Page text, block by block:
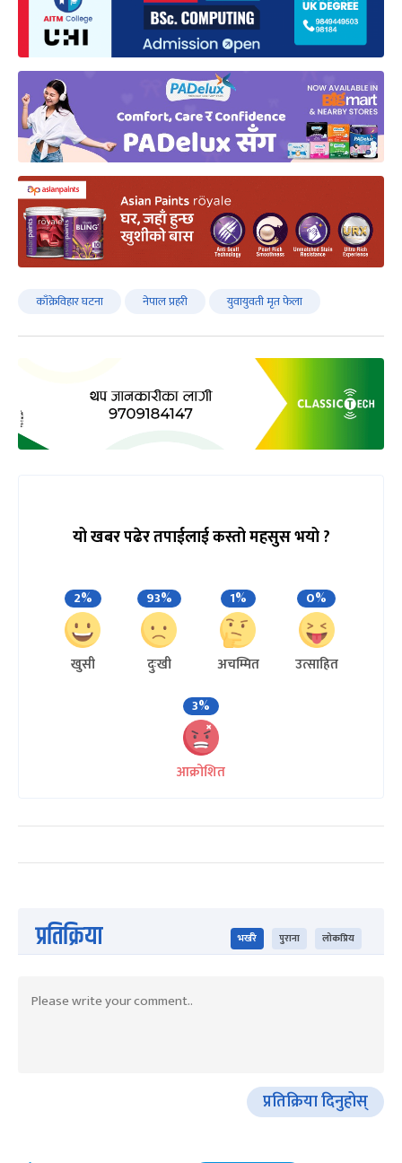
काँक्रेविहार घटना नेपाल प्रहरी युवायुवती मृत फेला
यो खबर पढेर तपाईलाई कस्तो महसुस भयो ?
2%
खुसी
93%
दुःखी
1%
अचम्मित
0%
उत्साहित
3%
आक्रोशित
प्रतिक्रिया भर्खरै पुराना लोकप्रिय
प्रतिक्रिया दिनुहोस्